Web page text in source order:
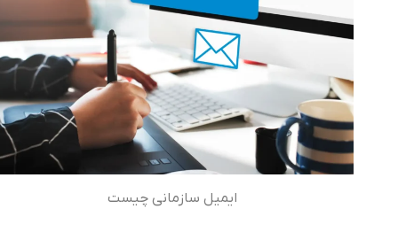
ایمیل سازمانی چیست